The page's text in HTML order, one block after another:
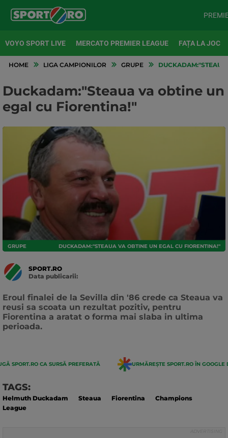
VOYO SPORT LIVE MERCATO PREMIER LEAGUE FAȚA LA JOC
HOME LIGA CAMPIONILOR GRUPE
Duckadam:"Steaua va obtine un
egal cu Fiorentina!"
GRUPE DUCKADAM:"STEAUA VA OBTINE UN EGAL CU FIORENTINA!"
SPORT.RO
Data publicarii:
Eroul finalei de la Sevilla din '86 crede ca Steaua va
reusi sa scoata un rezultat pozitiv, pentru
Fiorentina a aratat o forma mai slaba in ultima
perioada.
SPORT.RO CA SURSĂ PREFERATĂ URMĂREȘTE SPORT.RO ÎN GOOGLE
TAGS:
Helmuth Duckadam Steaua Fiorentina
Champions
League